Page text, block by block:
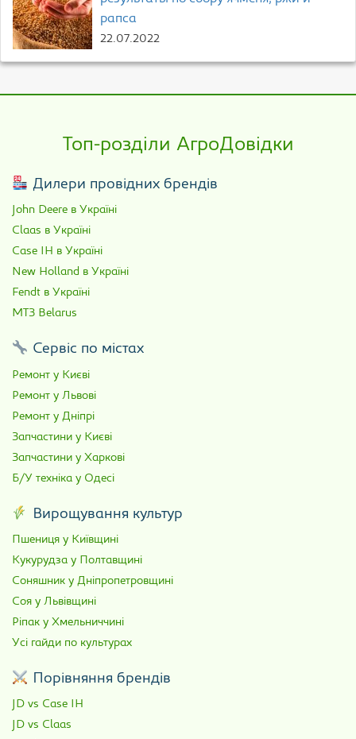
рапса
22.07.2022
Топ-розділи АгроДовідки
Дилери провідних брендів
John Deere в Україні
Claas в Україні
Case IH в Україні
New Holland в Україні
Fendt в Україні
МТЗ Belarus
Сервіс по містах
Ремонт у Києві
Ремонт у Львові
Ремонт у Дніпрі
Запчастини у Києві
Запчастини у Харкові
Б/У техніка у Одесі
Вирощування культур
Пшениця у Київщині
Кукурудза у Полтавщині
Соняшник у Дніпропетровщині
Соя у Львівщині
Ріпак у Хмельниччині
Усі гайди по культурах
Порівняння брендів
JD vs Case IH
JD vs Claas